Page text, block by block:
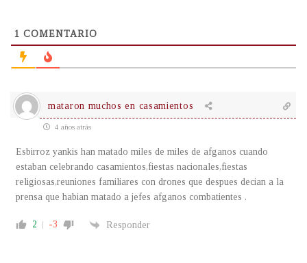
1 COMENTARIO
mataron muchos en casamientos
4 años atrás
Esbirroz yankis han matado miles de miles de afganos cuando
estaban celebrando casamientos,fiestas nacionales,fiestas
religiosas,reuniones familiares con drones que despues decian a la
prensa que habian matado a jefes afganos combatientes .
2 -3 Responder